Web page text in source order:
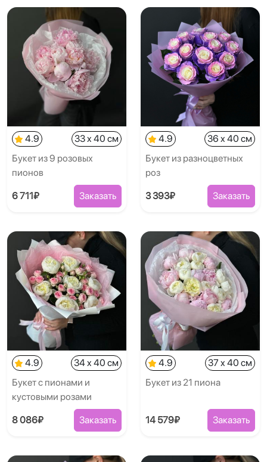
4.9
33 x 40 см
Букет из 9 розовых
пионов
6 711₽ Заказать
4.9
36 x 40 см
Букет из разноцветных
роз
3 393₽ Заказать
4.9
34 x 40 см
Букет с пионами и
кустовыми розами
8 086₽ Заказать
4.9
37 x 40 см
Букет из 21 пиона
14 579₽ Заказать